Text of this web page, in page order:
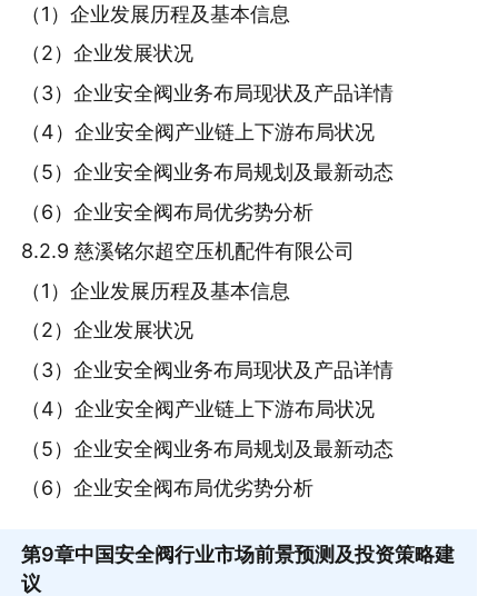
（1）企业发展历程及基本信息
（2）企业发展状况
（3）企业安全阀业务布局现状及产品详情
（4）企业安全阀产业链上下游布局状况
（5）企业安全阀业务布局规划及最新动态
（6）企业安全阀布局优劣势分析
8.2.9 慈溪铭尔超空压机配件有限公司
（1）企业发展历程及基本信息
（2）企业发展状况
（3）企业安全阀业务布局现状及产品详情
（4）企业安全阀产业链上下游布局状况
（5）企业安全阀业务布局规划及最新动态
（6）企业安全阀布局优劣势分析
第9章中国安全阀行业市场前景预测及投资策略建
议